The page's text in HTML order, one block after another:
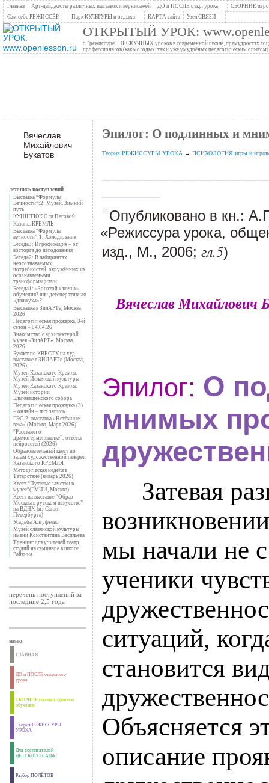
Главная Арт-дайджесты различных выставок и вернисажей ДО и ПОСЛЕ откр. урока
СБОРНИК
Сам себе РЕЖИССЁР
Парк КУЛЬТУРЫ и отдыха КАРТА сайта Узел СВЯЗИ
ОТКРЫТЫЙ УРОК:
о "режиссуре" НЕСКУЧНЫХ уроков в современной школе, премудростях
профессионалов (как молодых, так и уже умудрёных педагогическим опытом)
Вячеслав
Михайлович
Букатов
летопись поступлений
Выставка “Формулы
Вечности”:2: Музей. Зимний
путь
КУНШТЮК Оли Пеговой
Казань. КРЕМЛЬ
Выставка “Формулы
вечности”:1: Холодильник
Беседа3: Игрофикация – от
восторга до негодования
Беседа2: В лабиринтах
неосознаваемых
потребностей, окружённых их
осознаваемыми
трансформациями
Беседа1: «Золотой ключик»
обучения? или дегенеративная
«движуха»?
Выставка в ЗилАРТе, Москва
2026
Педагогическая прожарка, 3-й
сезон – 04.04.26
Знакомство с архитектурой
музея «ЗилАРТ». Москва,
2026
Буклет по КВЕСТУ на худ.
выставке в ЗИЛАРТе (Москва,
2026)
Музеи Казанского Кремля:
Музей Исламской культуры
Музеи Казанского Кремля:
Музей истории
Благовещенского собора
Педагогическая прожарка (3)
– онлайн – лит. запись
ГЭС-2: выставка «Нетёмные
века» (Москва, Март 2026)
“Расскажи о
драмогерменевтике”: ответы
нейросетей (2026)
Образовательный квест по
залам художественной галереи
Казанского КРЕМЛЯ
Методическая неделя в
Татарстане (январь 2026)
Квест “Путевые заметки в
музее”(ГМИИ, Москва)
Квест на выставке “Образ
Москвы в русском искусстве”
на ВДНХ (из Санкт-
Петербурга)
Усадьба Алтуфьево
Музей славянской культуры
имени Константина Васильева
Тренинг для учителей театр.
студий на семинаре в школе
Райкина
перечень поступлений за
последние 2,5 года
меню
ГЛАВНАЯ
ДО и ПОСЛЕ открытого
урока
СБОРНИК игровых приемов
обучения
Теория РЕЖИССУРЫ
УРОКА
Для воспитателей
ДЕТСКОГО САДА
Разбор ПОЛЁТОВ
Эпилог: О подлинных и
Теория РЕЖИССУРЫ УРОКА→ ПСИХОЛОГИЯ игры и
Опубликовано в кн.:
«Режиссура урока,
изд., М., 2006; гл.5)
Вячеслав
Эпилог: О
мнимых
Затевая
мы начали не с
ученики
ситуаций,
становится
Объясняется
описание